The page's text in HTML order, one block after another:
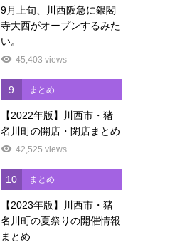
9月上旬、川西阪急に銀閣
寺大西がオープンするみた
い。
45,403 views
9 まとめ
【2022年版】川西市・猪
名川町の開店・閉店まとめ
42,525 views
10 まとめ
【2023年版】川西市・猪
名川町の夏祭りの開催情報
まとめ